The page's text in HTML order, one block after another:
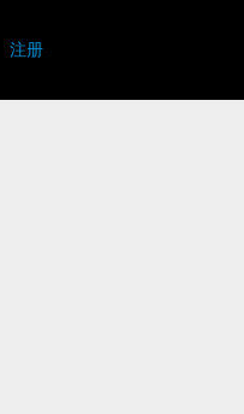
注册